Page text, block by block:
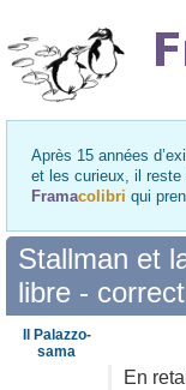
Après 15 années
et les curieux, il reste
Framacolibri qui
Stallman et
libre -
En
Il Palazzo-
sama